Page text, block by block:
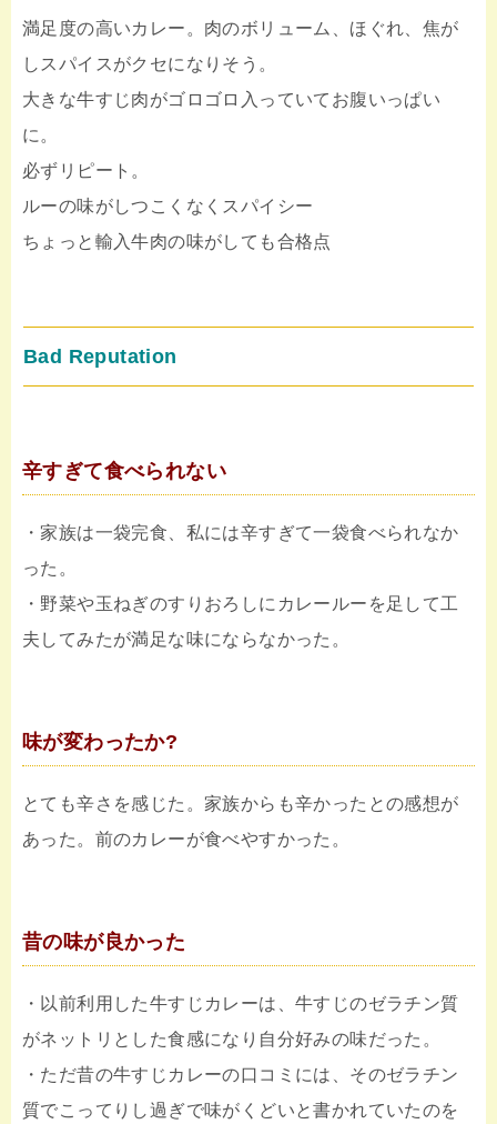
満足度の高いカレー。肉のボリューム、ほぐれ、焦が
しスパイスがクセになりそう。
大きな牛すじ肉がゴロゴロ入っていてお腹いっぱい
に。
必ずリピート。
ルーの味がしつこくなくスパイシー
ちょっと輸入牛肉の味がしても合格点
Bad Reputation
辛すぎて食べられない
・家族は一袋完食、私には辛すぎて一袋食べられなか
った。
・野菜や玉ねぎのすりおろしにカレールーを足して工
夫してみたが満足な味にならなかった。
味が変わったか?
とても辛さを感じた。家族からも辛かったとの感想が
あった。前のカレーが食べやすかった。
昔の味が良かった
・以前利用した牛すじカレーは、牛すじのゼラチン質
がネットリとした食感になり自分好みの味だった。
・ただ昔の牛すじカレーの口コミには、そのゼラチン
質でこってりし過ぎで味がくどいと書かれていたのを